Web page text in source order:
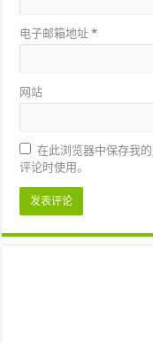
电子邮箱地址*
网站
在此浏览器中保存我
评论时使用。